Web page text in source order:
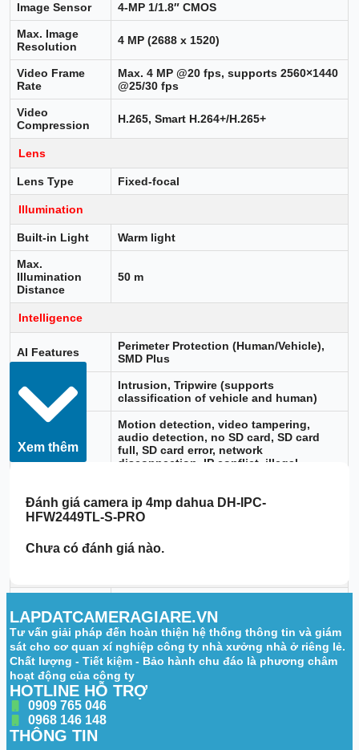
Image Sensor 4-MP 1/1.8″ CMOS
Max. Image
Resolution
4 MP (2688 x 1520)
Video Frame
Rate
Max. 4 MP @20 fps, supports 2560×1440
@25/30 fps
Video
Compression
H.265, Smart H.264+/H.265+
Lens
Lens Type Fixed-focal
Illumination
Built-in Light Warm light
Max.
Illumination
Distance
50 m
Intelligence
AI Features
Perimeter Protection (Human/Vehicle),
SMD Plus
Intelligent
Functions
Intrusion, Tripwire (supports
classification of vehicle and human)
Abnormality
Motion detection, video tampering,
audio detection, no SD card, SD card
full, SD card error, network
disconnection, IP conflict, illegal
Storage
NAS
Network
Ethernet 10/100 Mbps
Protocols
IPv4/IPv6, HTTP, TCP, UDP, RTSP, RTMP,
ONVIF (Profile S, G, T), etc.
Max.
Users/Host
Xem thêm
Đánh giácamera ip 4mp dahua DH-IPC-
HFW2449TL-S-PRO
Chưa có đánh giá nào.
LAPDATCAMERAGIARE.VN
Tư vấn giải pháp đến hoàn thiện hệ thống thông tin và giám
sát cho cơ quan xí nghiệp công ty nhà xưởng nhà ở riêng lẻ.
Chất lượng - Tiết kiệm - Bảo hành chu đáo là phương châm
hoạt động của công ty
HOTLINE HỖ TRỢ
0909 765 046
0968 146 148
THÔNG TIN